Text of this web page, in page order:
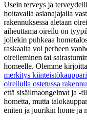
Usein terveys ja
hoitavalla asianajajalla
rakennuksessa aletaan
aiheuttama oireilu on
jollekin puhkeaa
raskaalta voi perheen
oireileminen tai
homeelle. Olemme
merkitys
oireilulla ostetussa
että sisäilmaongelmat ja -
hometta, mutta
eniten ja juurikin home ja